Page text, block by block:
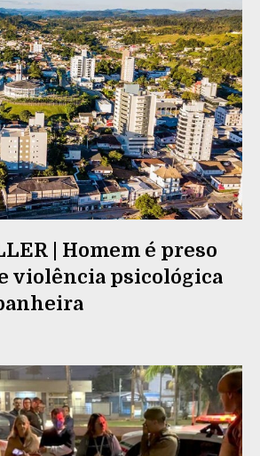
| Homem é preso
violência psicológica